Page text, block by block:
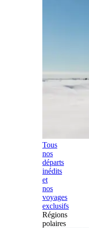
Tous
nos
départs
inédits
et
nos
voyages
exclusifs
Régions
polaires